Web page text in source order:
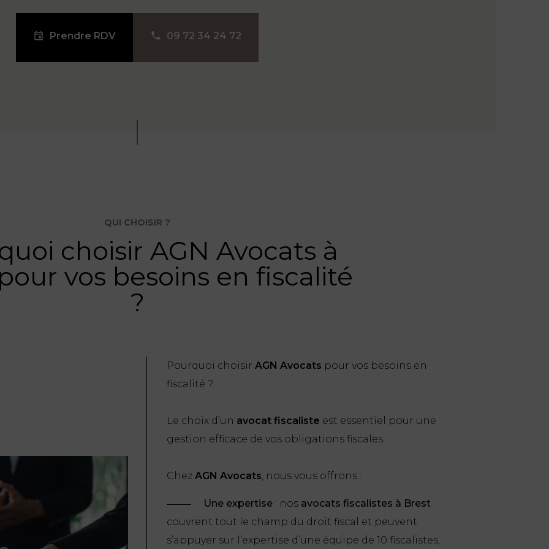
Prendre RDV 09 72 34 24 72
QUI CHOISIR ?
choisir AGN Avocats à
vos besoins en fiscalité
?
Pourquoi choisir AGN Avocats pour vos besoins en
fiscalité ?
Le choix d’un avocat fiscaliste est essentiel pour une
gestion efficace de vos obligations fiscales.
Chez AGN Avocats, nous vous offrons :
Une expertise : nos avocats fiscalistes à Brest
couvrent tout le champ du droit fiscal et peuvent
s’appuyer sur l’expertise d’une équipe de 10 fiscalistes,